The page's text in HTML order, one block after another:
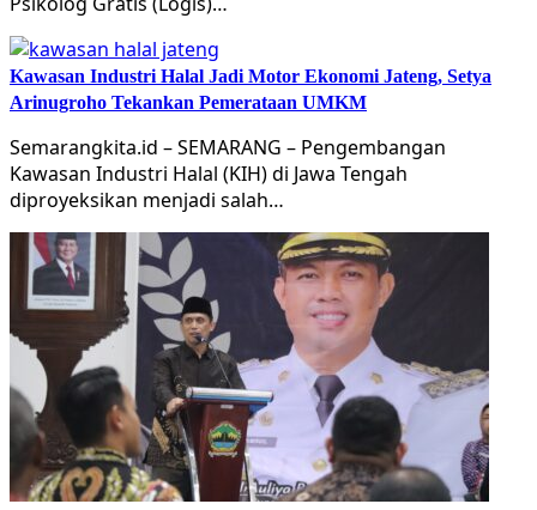
Kawasan Industri Halal Jadi Motor Ekonomi Jateng, Setya
Arinugroho Tekankan Pemerataan UMKM
Semarangkita.id – SEMARANG – Pengembangan
Kawasan Industri Halal (KIH) di Jawa Tengah
diproyeksikan menjadi salah…